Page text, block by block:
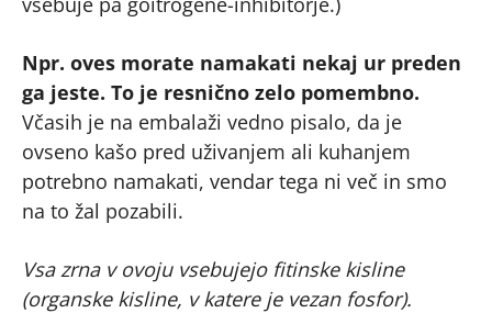
Npr. oves morate namakati nekaj ur preden
ga jeste. To je resnično zelo pomembno.
Včasih je na embalaži vedno pisalo, da je
ovseno kašo pred uživanjem ali kuhanjem
potrebno namakati, vendar tega ni več in smo
na to žal pozabili.
Vsa zrna v ovoju vsebujejo fitinske kisline
(organske kisline, v katere je vezan fosfor).